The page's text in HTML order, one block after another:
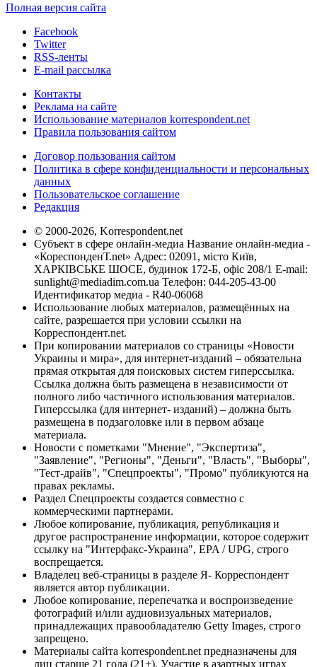
Полная версия сайта
Facebook
Twitter
RSS-ленты
E-mail рассылка
Контакты
Реклама на сайте
Использование материалов korrespondent.net
Правила пользования сайтом
Договор пользования сайтом
Политика в сфере конфиденциальности и персональных
данных
Пользовательское соглашение
Редакция
© 2000-2026, Korrespondent.net
Субъект в сфере онлайн-медиа Название онлайн-медиа -
«КореспонденТ.net» Адрес: 02091, місто Київ,
ХАРКІВСЬКЕ ШОСЕ, будинок 172-Б, офіс 208/1 E-mail:
sunlight@mediadim.com.ua Телефон: 044-205-43-00
Идентификатор медиа - R40-06068
Использование любых материалов, размещённых на
сайте, разрешается при условии ссылки на
Корреспондент.net.
При копировании материалов со страницы «Новости
Украины и мира», для интернет-изданий – обязательна
прямая открытая для поисковых систем гиперссылка.
Ссылка должна быть размещена в независимости от
полного либо частичного использования материалов.
Гиперссылка (для интернет- изданий) – должна быть
размещена в подзаголовке или в первом абзаце
материала.
Новости с пометками "Мнение", "Экспертиза",
"Заявление", "Регионы", "Деньги", "Власть", "Выборы",
"Тест-драйв", "Спецпроекты", "Промо" публикуются на
правах рекламы.
Раздел Спецпроекты создается совместно с
коммерческими партнерами.
Любое копирование, публикация, републикация и
другое распространение информации, которое содержит
ссылку на "Интерфакс-Украина", EPA / UPG, строго
воспрещается.
Владелец веб-страницы в разделе Я- Корреспондент
является автор публикации.
Любое копирование, перепечатка и воспроизведение
фотографий и/или аудиовизуальных материалов,
принадлежащих правообладателю Getty Images, строго
запрещено.
Материалы сайта korrespondent.net предназначены для
лиц старше 21 года (21+). Участие в азартных играх